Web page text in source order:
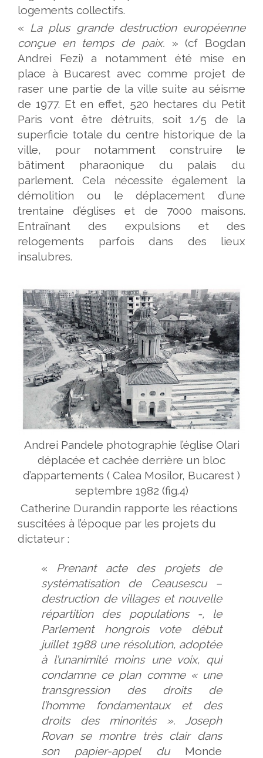
logements collectifs.
« La plus grande destruction européenne
conçue en temps de paix. » (cf Bogdan
Andrei Fezi) a notamment été mise en
place à Bucarest avec comme projet de
raser une partie de la ville suite au séisme
de 1977. Et en effet, 520 hectares du Petit
Paris vont être détruits, soit 1/5 de la
superficie totale du centre historique de la
ville, pour notamment construire le
bâtiment pharaonique du palais du
parlement. Cela nécessite également la
démolition ou le déplacement d’une
trentaine d’églises et de 7000 maisons.
Entraînant des expulsions et des
relogements parfois dans des lieux
insalubres.
Andrei Pandele photographie l’église Olari
déplacée et cachée derrière un bloc
d’appartements ( Calea Mosilor, Bucarest )
septembre 1982 (fig.4)
Catherine Durandin rapporte les réactions
suscitées à l’époque par les projets du
dictateur :
« Prenant acte des projets de
systématisation de Ceausescu –
destruction de villages et nouvelle
répartition des populations -, le
Parlement hongrois vote début
juillet 1988 une résolution, adoptée
à l’unanimité moins une voix, qui
condamne ce plan comme « une
transgression des droits de
l’homme fondamentaux et des
droits des minorités ». Joseph
Rovan se montre très clair dans
son papier-appel du Monde